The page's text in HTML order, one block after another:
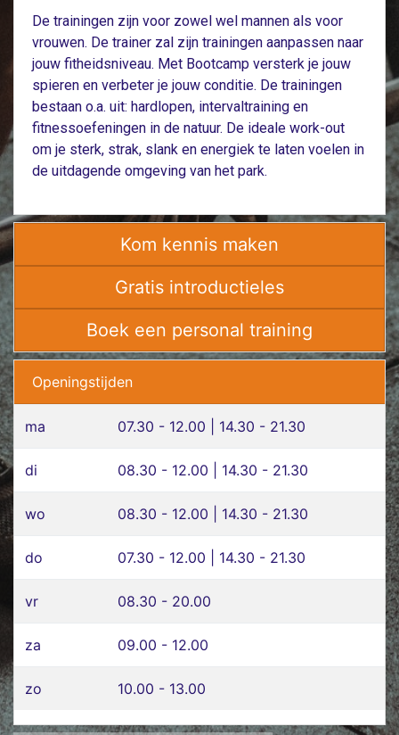
De trainingen zijn voor zowel wel mannen als voor
vrouwen. De trainer zal zijn trainingen aanpassen naar
jouw fitheidsniveau. Met Bootcamp versterk je jouw
spieren en verbeter je jouw conditie. De trainingen
bestaan o.a. uit: hardlopen, intervaltraining en
fitnessoefeningen in de natuur. De ideale work-out
om je sterk, strak, slank en energiek te laten voelen in
de uitdagende omgeving van het park.
Kom kennis maken
Gratis introductieles
Boek een personal training
Openingstijden
ma 07.30 - 12.00 | 14.30 - 21.30
di 08.30 - 12.00 | 14.30 - 21.30
wo 08.30 - 12.00 | 14.30 - 21.30
do 07.30 - 12.00 | 14.30 - 21.30
vr 08.30 - 20.00
za 09.00 - 12.00
zo 10.00 - 13.00